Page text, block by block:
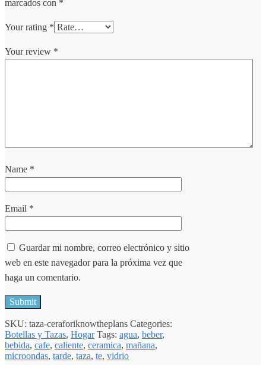
marcados con *
Your rating *
Your review *
Name *
Email *
Guardar mi nombre, correo electrónico y sitio
web en este navegador para la próxima vez que
haga un comentario.
SKU: taza-ceraforiknowtheplans Categories:
Botellas y Tazas, Hogar Tags: agua, beber,
bebida, cafe, caliente, ceramica, mañana,
microondas, tarde, taza, te, vidrio